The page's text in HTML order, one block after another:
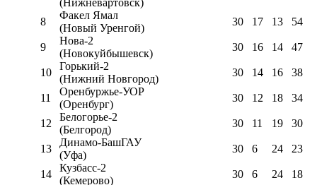
(Нижневартовск)
8
Факел Ямал
(Новый Уренгой)
30 17 13 54
9
Нова-2
(Новокуйбышевск)
30 16 14 47
10
Горький-2
(Нижний Новгород)
30 14 16 38
11
Оренбуржье-УОР
(Оренбург)
30 12 18 34
12
Белогорье-2
(Белгород)
30 11 19 30
13
Динамо-БашГАУ
(Уфа)
30 6 24 23
14
Кузбасс-2
(Кемерово)
30 6 24 18